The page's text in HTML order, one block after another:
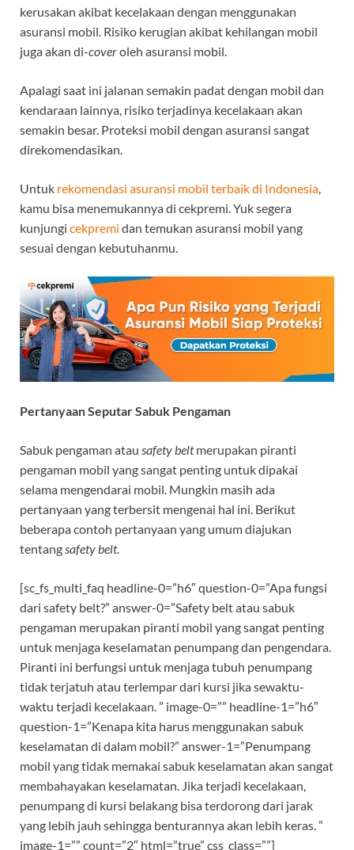
kerusakan akibat kecelakaan dengan menggunakan
asuransi mobil. Risiko kerugian akibat kehilangan mobil
juga akan di-coveroleh asuransi mobil.
Apalagi saat ini jalanan semakin padat dengan mobil dan
kendaraan lainnya, risiko terjadinya kecelakaan akan
semakin besar. Proteksi mobil dengan asuransi sangat
direkomendasikan.
Untuk rekomendasi asuransi mobil terbaik di Indonesia
kamu bisa menemukannya di cekpremi. Yuk segera
kunjungi cekpremi dan temukan asuransi mobil yang
sesuai dengan kebutuhanmu.
Pertanyaan Seputar Sabuk Pengaman
Sabuk pengaman atau safety beltmerupakan piranti
pengaman mobil yang sangat penting untuk dipakai
selama mengendarai mobil. Mungkin masih ada
pertanyaan yang terbersit mengenai hal ini. Berikut
beberapa contoh pertanyaan yang umum diajukan
tentang safety belt.
[sc_fs_multi_faq headline-0=”h6″ question-0=”Apa fungsi
dari safety belt?” answer-0=”Safety belt atau sabuk
pengaman merupakan piranti mobil yang sangat penting
untuk menjaga keselamatan penumpang dan pengendara.
Piranti ini berfungsi untuk menjaga tubuh penumpang
tidak terjatuh atau terlempar dari kursi jika sewaktu-
waktu terjadi kecelakaan. ” image-0=”” headline-1=”h6″
question-1=”Kenapa kita harus menggunakan sabuk
keselamatan di dalam mobil?” answer-1=”Penumpang
mobil yang tidak memakai sabuk keselamatan akan sangat
membahayakan keselamatan. Jika terjadi kecelakaan,
penumpang di kursi belakang bisa terdorong dari jarak
yang lebih jauh sehingga benturannya akan lebih keras. ”
image-1=”” count=”2″ html=”true” css_class=””]